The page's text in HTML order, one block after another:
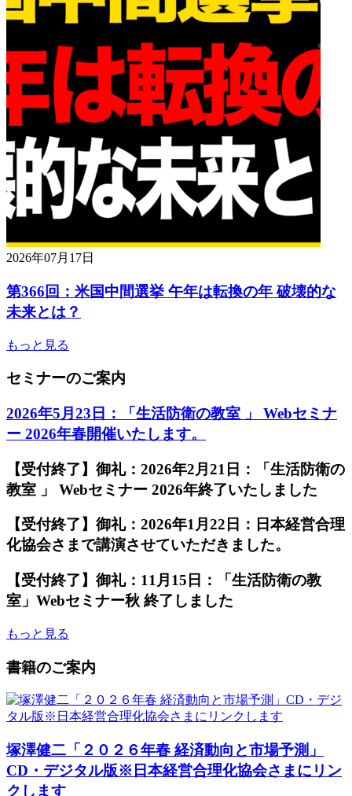
2026年07月17日
第366回：米国中間選挙 午年は転換の年 破壊的な
未来とは？
もっと見る
セミナーのご案内
2026年5月23日：「生活防衛の教室 」 Webセミナ
ー 2026年春開催いたします。
【受付終了】御礼：2026年2月21日：「生活防衛の
教室 」 Webセミナー 2026年終了いたしました
【受付終了】御礼：2026年1月22日：日本経営合理
化協会さまで講演させていただきました。
【受付終了】御礼：11月15日：「生活防衛の教
室」Webセミナー秋 終了しました
もっと見る
書籍のご案内
塚澤健二「２０２６年春 経済動向と市場予測」
CD・デジタル版※日本経営合理化協会さまにリン
クします